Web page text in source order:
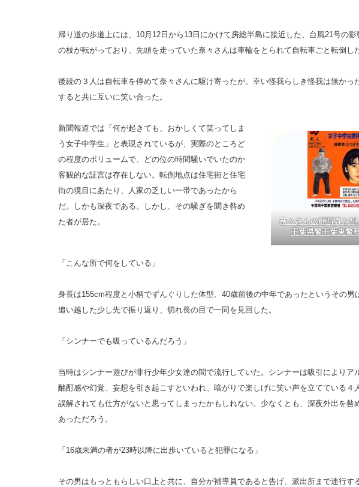
帰り道の歩道上には、10月12日から13日にかけて房総半島に接近した、台風21号の
の枝が転がっており、先頭を走っていた奈々さんは車輪をとられて自転車ごと転倒し
後続の３人は自転車を停めて奈々さんに駆け寄ったが、幸い怪我らしき怪我は無かっ
すると共に互いに笑い合った。
新聞報道では「何が起きても、おかしくて笑ってしま
う女子中学生」と表現されているが、実際のところど
の程度のボリュームで、どの位の時間騒いでいたのか
客観的な証言は存在しない。転倒地点は住宅街と住宅
街の境目にあたり、人家の乏しい一帯であったから
だ。しかも深夜である。しかし、その騒ぎを聞き咎め
た者が居た。
奈々さんの顔写真と
千葉県警千葉東警
「こんな所で何をしている」
身長は155cm程度と小柄でずんぐりした体型、40歳前後の中年であったというその男
追い越した少し先で振り返り、切れ長の目で一同を見回した。
「シンナーでも吸っているんだろう」
当時はシンナー遊びが非行少年少女達の間で流行していた。シンナーは吸引によりア
酩酊感や幻覚、妄想を引き起こすといわれ、暗がりで楽しげに笑い声を立てている４
誤解されても仕方がないと思ってしまったかもしれない。少なくとも、深夜外出を咎
あっただろう。
「16歳未満の者が23時以降に出歩いていると犯罪になる」
その男はもっともらしい口上と共に、自分が補導員であると告げ、派出所まで連行す